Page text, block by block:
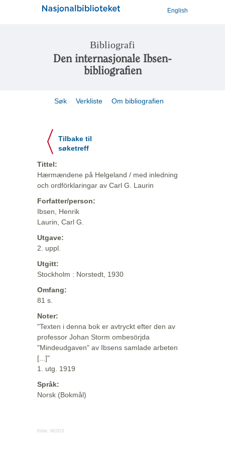
English
Bibliografi
Den internasjonale Ibsen-
bibliografien
Søk Verkliste Om bibliografien
Tilbake til
søketreff
Tittel:
Hærmændene på Helgeland / med inledning
och ordförklaringar av Carl G. Laurin
Forfatter/person:
Ibsen, Henrik
Laurin, Carl G.
Utgave:
2. uppl.
Utgitt:
Stockholm : Norstedt, 1930
Omfang:
81 s.
Noter:
"Texten i denna bok er avtryckt efter den av
professor Johan Storm ombesörjda
"Mindeudgaven" av Ibsens samlade arbeten
[...]"
1. utg. 1919
Språk:
Norsk (Bokmål)
Kilde: MODS